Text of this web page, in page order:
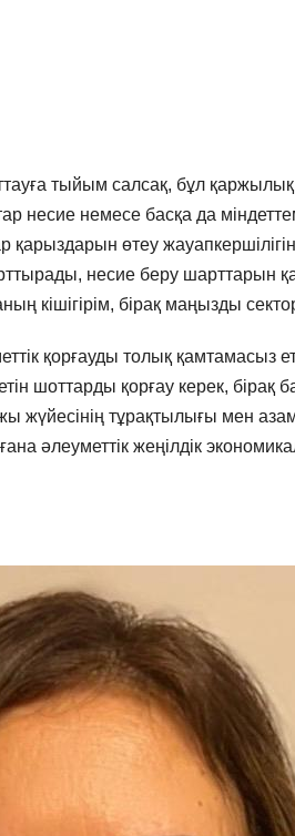
тыйым салсақ, бұл қаржылық
несие немесе басқа да
өтеу
несие беру шарттарын
кішігірім, бірақ маңызды
қорғауды толық қамтамасыз
шоттарды қорғау керек,
жүйесінің тұрақтылығы мен
әлеуметтік жеңілдік